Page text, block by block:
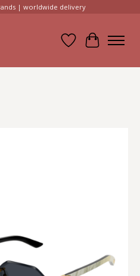
| worldwide delivery
Verlanglijst